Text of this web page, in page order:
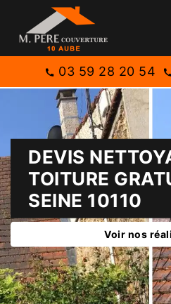
03 59 28 20 54
DEVIS
TOITURE
SEINE 10110
Voir nos